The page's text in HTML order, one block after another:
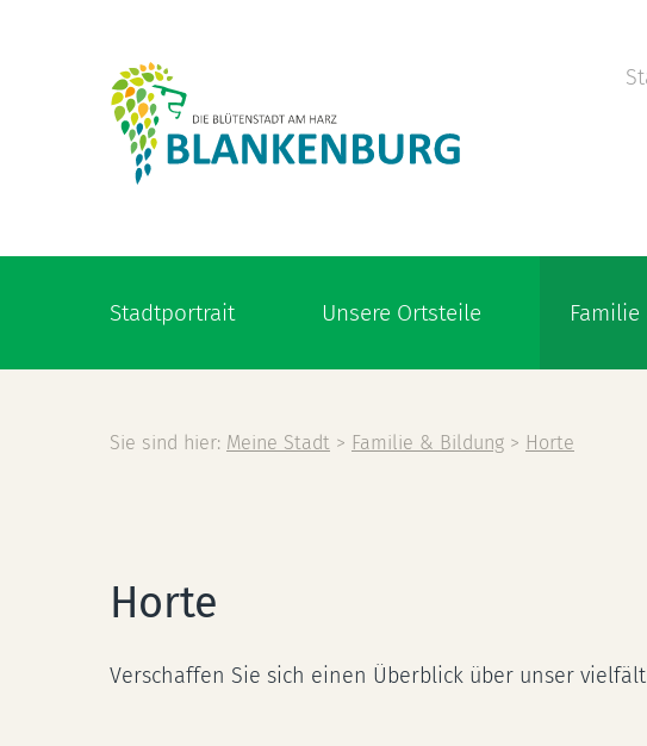
Stadtportrait Unsere Ortsteile
Sie sind hier: Meine Stadt > Familie & Bildung > Horte
Horte
Verschaffen Sie sich einen Überblick über unser